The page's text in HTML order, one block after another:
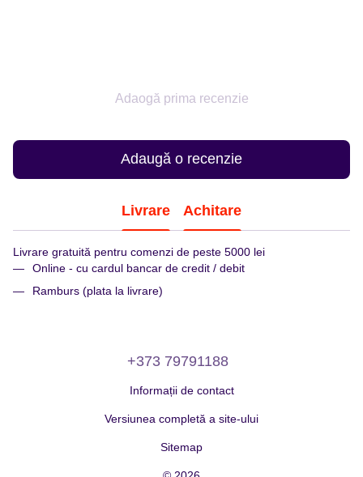
Adaogă prima recenzie
Adaugă o recenzie
Livrare Achitare
Livrare gratuită pentru comenzi de peste 5000 lei
Online - cu cardul bancar de credit / debit
Ramburs (plata la livrare)
+373 79791188
Informații de contact
Versiunea completă a site-ului
Sitemap